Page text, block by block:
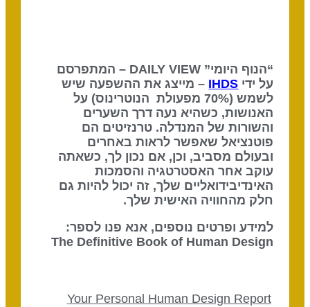
“הנוף היומי” DAILY VIEW – המתפרסם
על ידיIHDS – מייצג את ההשפעה שיש
לשמש (70% מפעולת הנוטרינוס) על
האנושות, כשהיא נעה דרך השערים
והשורות של המנדלה. טרנזיטים הם
פוטנציאל שאפשר לראות באחרים
ובעולם מסביב, וכן, אם נכון לך, כשאתה
עוקב אחר האסטרטגיה והסמכות
האינדיבידואליים שלך, זה יכול להיות גם
חלק מהחוויה האישית שלך.
למידע ופרטים נוספים, אנא פנו לספר:
The Definitive Book of Human Design
Your Personal Human Design Report